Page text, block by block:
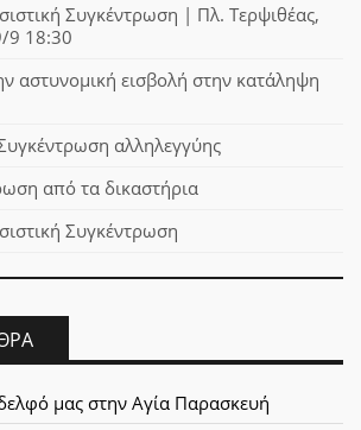
Συγκέντρωση | Πλ. Τερψιθέας,
9 18:30
αστυνομική εισβολή στην κατάληψη
αλληλεγγύης
από τα δικαστήρια
Συγκέντρωση
μας στην Αγία Παρασκευή